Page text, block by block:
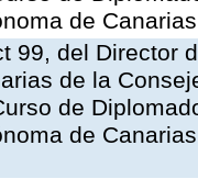
de
99, del Director
de la
de
de